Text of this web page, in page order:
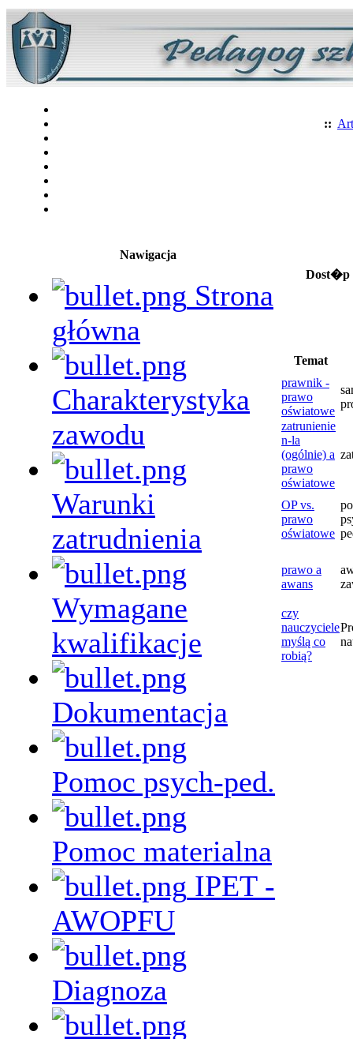
::
Nawigacja
Strona
główna
Charakterystyka
zawodu
Warunki
zatrudnienia
Wymagane
kwalifikacje
Dokumentacja
Pomoc psych-ped.
Pomoc materialna
IPET -
AWOPFU
Diagnoza
Dost�p
Temat
prawnik -
prawo
oświatowe
zatrunienie
n-la
(ogólnie) a
prawo
oświatowe
OP vs.
prawo
oświatowe
prawo a
awans
czy
nauczyciele
myślą co
robią?